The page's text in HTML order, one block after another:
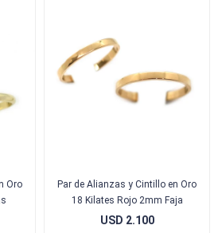
Oro
Par de Alianzas y Cintillo en Oro
18 Kilates Rojo 2mm Faja
USD 2.100